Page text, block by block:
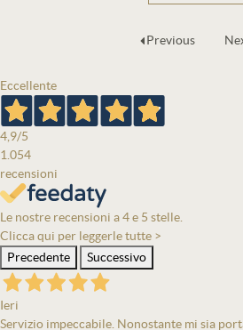
Previous
Eccellente
4,9/5
1.054
recensioni
Le nostre recensioni a 4 e 5 stelle.
Clicca qui per leggerle tutte >
Precedente
Successivo
Ieri
Servizio impeccabile. Nonostante mi sia